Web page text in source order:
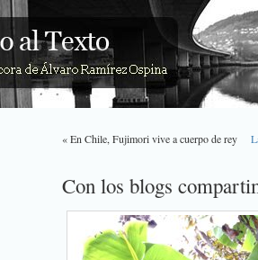
« En Chile, Fujimori vive a cuerpo de rey
Con los blogs